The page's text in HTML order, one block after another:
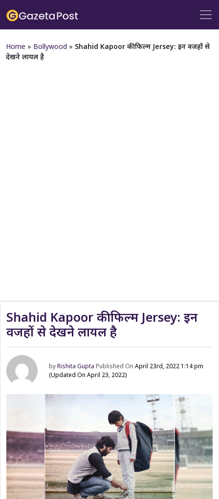
Home » Bollywood » Shahid Kapoor की फिल्म Jersey: इन वजहों से
देखने लायल है
Shahid Kapoor की फिल्म Jersey: इन
वजहों से देखने लायल है
byRishita Gupta Published OnApril 23rd, 2022 1:14 pm
(Updated On April 23, 2022)